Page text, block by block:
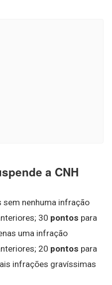
a CNH
sem nenhuma infração
30 pontos para
uma infração
20 pontos para
infrações gravíssimas